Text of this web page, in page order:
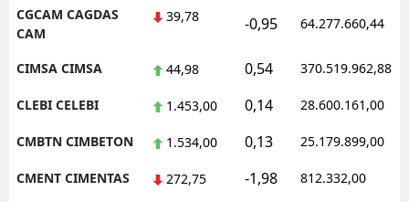
CGCAM CAGDAS
CAM
39,78 -0,95 64.277.660,44
CIMSA CIMSA 44,98 0,54 370.519.962,88
CLEBI CELEBI 1.453,00 0,14 28.600.161,00
CMBTN CIMBETON 1.534,00 0,13 25.179.899,00
CMENT CIMENTAS 272,75 -1,98 812.332,00